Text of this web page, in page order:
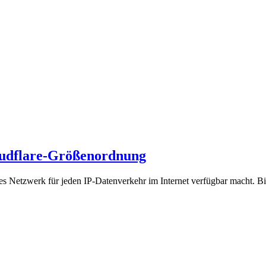
Größenordnung
Netzwerk für jeden IP-Datenverkehr im Internet verfügbar macht.